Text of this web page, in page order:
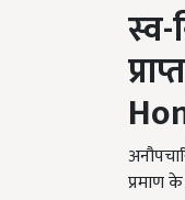
प्रमाण